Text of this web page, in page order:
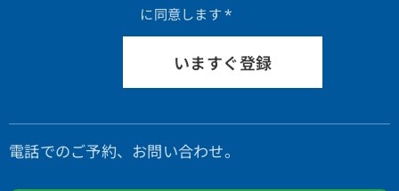
に同意します
いますぐ登録
電話でのご予約、お問い合わせ。